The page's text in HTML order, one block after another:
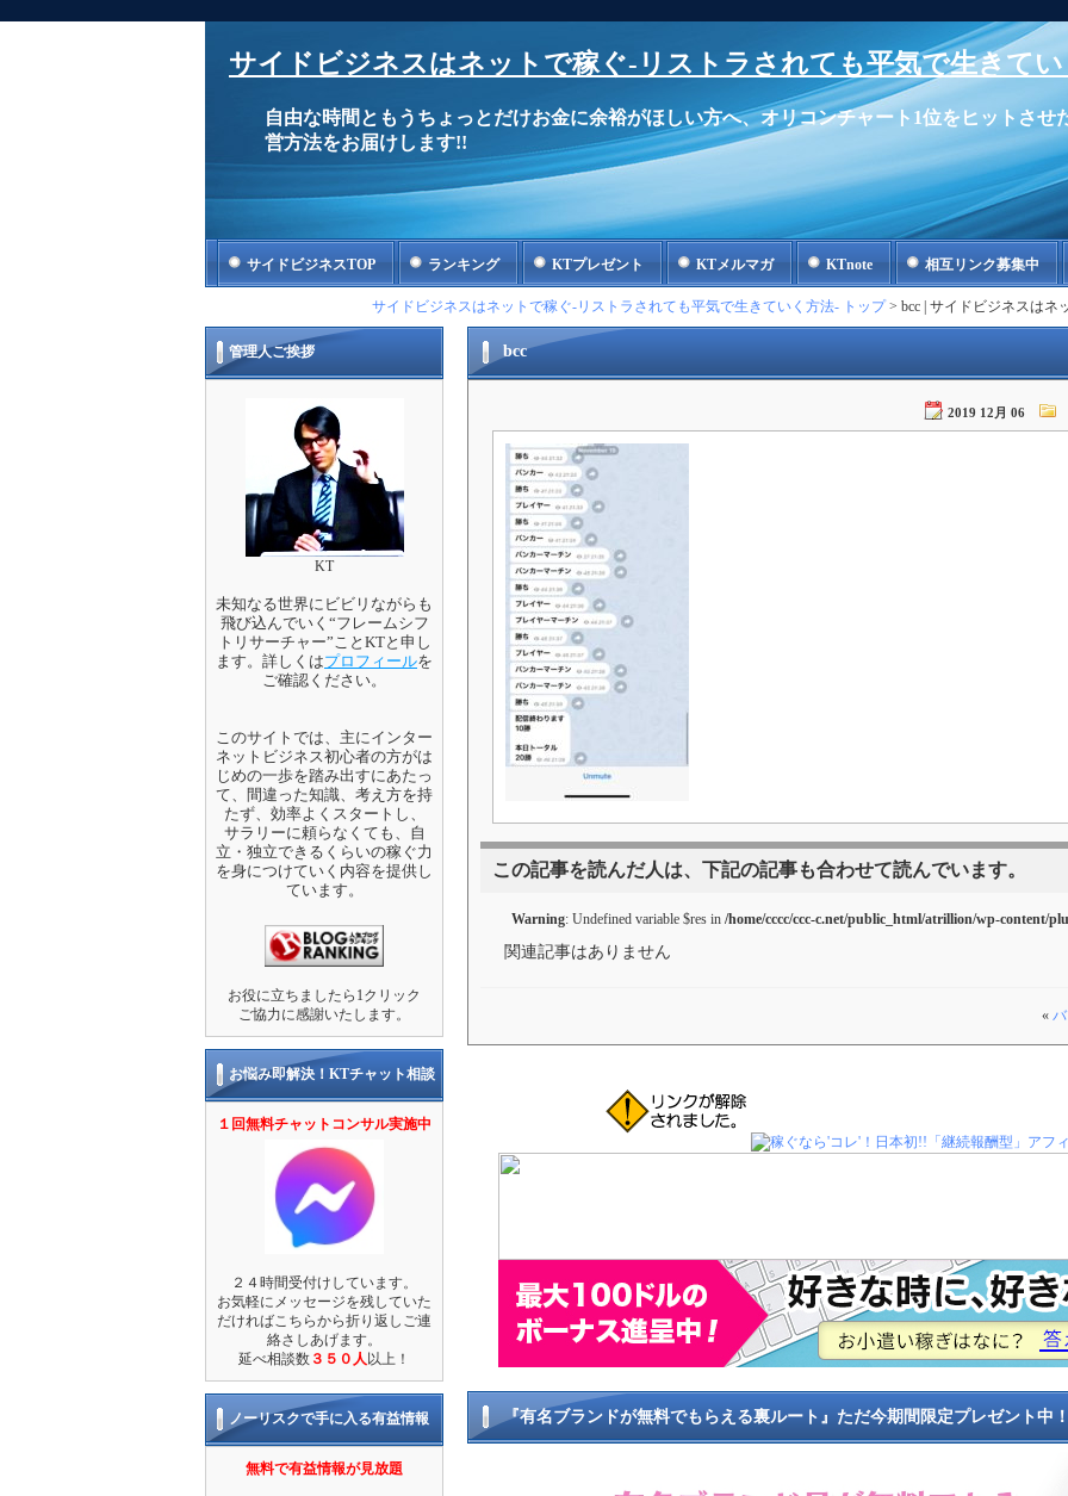
サイドビジネスはネットで稼ぐ-リストラされても平気で生きて
自由な時間ともうちょっとだけお金に余裕がほしい方へ、オリコンチャート1位をヒットさ
営方法をお届けします!!
サイドビジネスTOP ランキング KTプレゼント KTメルマガ KTnote 相互リンク募集中
サイドビジネスはネットで稼ぐ-リストラされても平気で生きていく方法- トップ> bcc | サイドビジネスはネ
bcc
2019 12月 06
この記事を読んだ人は、下記の記事も合わせて読んでいます。
Warning: Undefined variable $res in /home/cccc/ccc-c.net/public_html/atrillion/wp-content/
関連記事はありません
«
『有名ブランドが無料でもらえる裏ルート』ただ今期間限定プレゼント中
管理人ご挨拶
KT
未知なる世界にビビリながらも
飛び込んでいく“フレームシフ
トリサーチャー”ことKTと申し
ます。詳しくはプロフィールを
ご確認ください。
このサイトでは、主にインター
ネットビジネス初心者の方がは
じめの一歩を踏み出すにあたっ
て、間違った知識、考え方を持
たず、効率よくスタートし、
サラリーに頼らなくても、自
立・独立できるくらいの稼ぐ力
を身につけていく内容を提供し
ています。
お役に立ちましたら1クリック
ご協力に感謝いたします。
お悩み即解決！KTチャット相談
１回無料チャットコンサル実施中
２４時間受付けしています。
お気軽にメッセージを残していた
だければこちらから折り返しご連
絡さしあげます。
延べ相談数 ３５０人 以上！
ノーリスクで手に入る有益情報
無料で有益情報が見放題